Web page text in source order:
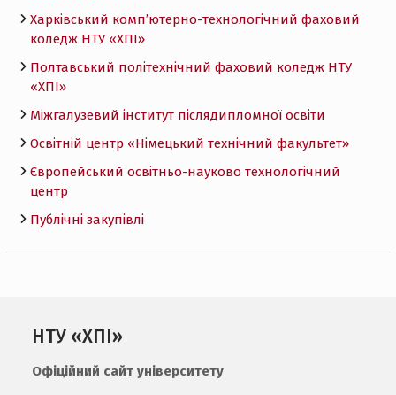
Харківський комп’ютерно-технологічний фаховий
коледж НТУ «ХПI»
Полтавський політехнічний фаховий коледж НТУ
«ХПI»
Міжгалузевий інститут післядипломної освіти
Освітній центр «Німецький технічний факультет»
Європейський освітньо-науково технологічний
центр
Публічні закупівлі
НТУ «ХПІ»
Офіційний сайт університету